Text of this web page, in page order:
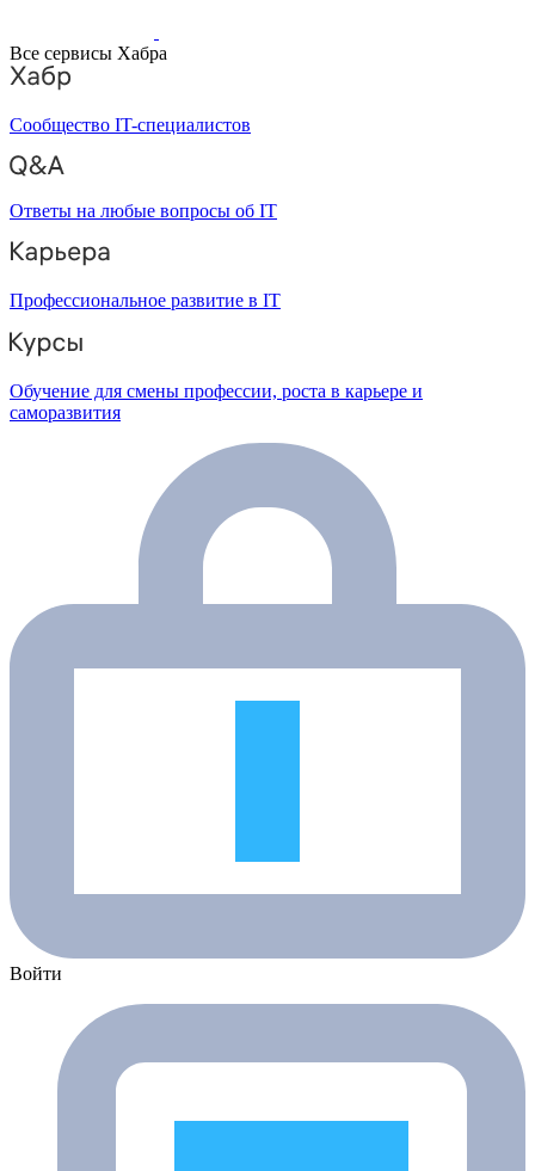
Все сервисы Хабра
Сообщество IT-специалистов
Ответы на любые вопросы об IT
Профессиональное развитие в IT
Обучение для смены профессии, роста в карьере и
саморазвития
Войти